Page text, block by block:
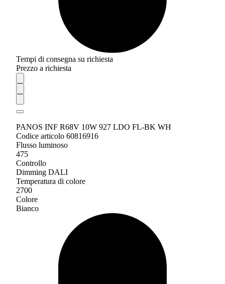
Tempi di consegna su richiesta
Prezzo a richiesta
PANOS INF R68V 10W 927 LDO FL-BK WH
Codice articolo 60816916
Flusso luminoso
475
Controllo
Dimming DALI
Temperatura di colore
2700
Colore
Bianco